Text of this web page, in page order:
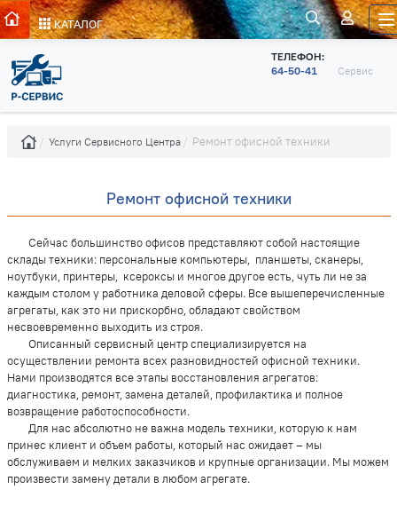
КАТАЛОГ
ТЕЛЕФОН:
64-50-41
Сервис
Услуги Сервисного Центра Ремонт офисной техники
Ремонт офисной техники
Сейчас большинство офисов представляют собой настоящие
склады техники: персональные компьютеры, планшеты, сканеры,
ноутбуки, принтеры, ксероксы и многое другое есть, чуть ли не за
каждым столом у работника деловой сферы. Все вышеперечисленные
агрегаты, как это ни прискорбно, обладают свойством
несвоевременно выходить из строя.
Описанный сервисный центр специализируется на
осуществлении ремонта всех разновидностей офисной техники.
Нами производятся все этапы восстановления агрегатов:
диагностика, ремонт, замена деталей, профилактика и полное
возвращение работоспособности.
Для нас абсолютно не важна модель техники, которую к нам
принес клиент и объем работы, который нас ожидает – мы
обслуживаем и мелких заказчиков и крупные организации. Мы можем
произвести замену детали в любом агрегате.